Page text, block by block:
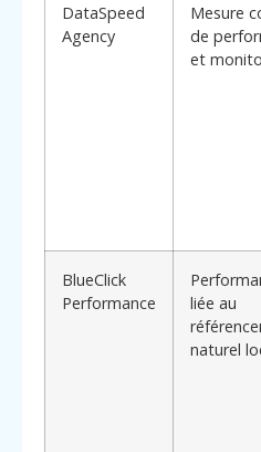
DataSpeed
Agency
Mesure
de
et
BlueClick
Performance
liée au
naturel